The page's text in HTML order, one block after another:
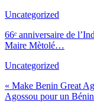
Uncategorized
66ᵉ anniversaire de
Maire Mètolé…
Uncategorized
« Make Benin Great
Agossou pour un Bé